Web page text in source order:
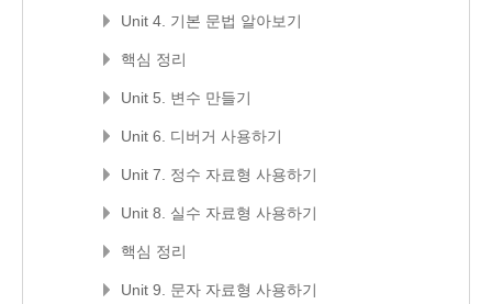
Unit 4. 기본 문법 알아보기
핵심 정리
Unit 5. 변수 만들기
Unit 6. 디버거 사용하기
Unit 7. 정수 자료형 사용하기
Unit 8. 실수 자료형 사용하기
핵심 정리
Unit 9. 문자 자료형 사용하기